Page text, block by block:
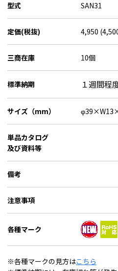
型式 SAN31
定価(税抜) 4,950
三商在庫 10個
標準納期 １週間程
サイズ（mm）
単品カタログ
及び資料等
備考
注意事項
各種マーク
※各種マークの見方はこちら